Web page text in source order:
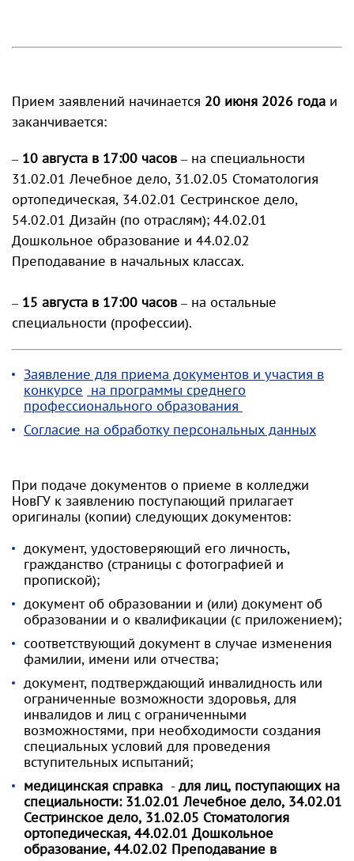
Прием заявлений начинается 20 июня 2026 года и
заканчивается:
– 10 августа в 17:00 часов – на специальности
31.02.01 Лечебное дело, 31.02.05 Стоматология
ортопедическая, 34.02.01 Сестринское дело,
54.02.01 Дизайн (по отраслям); 44.02.01
Дошкольное образование и 44.02.02
Преподавание в начальных классах.
– 15 августа в 17:00 часов – на остальные
специальности (профессии).
Заявление для приема документов и участия в
конкурсе на программы среднего
профессионального образования
Согласие на обработку персональных данных
При подаче документов о приеме в колледжи
НовГУ к заявлению поступающий прилагает
оригиналы (копии) следующих документов:
документ, удостоверяющий его личность,
гражданство (страницы с фотографией и
пропиской);
документ об образовании и (или) документ об
образовании и о квалификации (с приложением);
соответствующий документ в случае изменения
фамилии, имени или отчества;
документ, подтверждающий инвалидность или
ограниченные возможности здоровья, для
инвалидов и лиц с ограниченными
возможностями, при необходимости создания
специальных условий для проведения
вступительных испытаний;
медицинская справка - для лиц, поступающих на
специальности: 31.02.01 Лечебное дело, 34.02.01
Сестринское дело, 31.02.05 Стоматология
ортопедическая, 44.02.01 Дошкольное
образование, 44.02.02 Преподавание в